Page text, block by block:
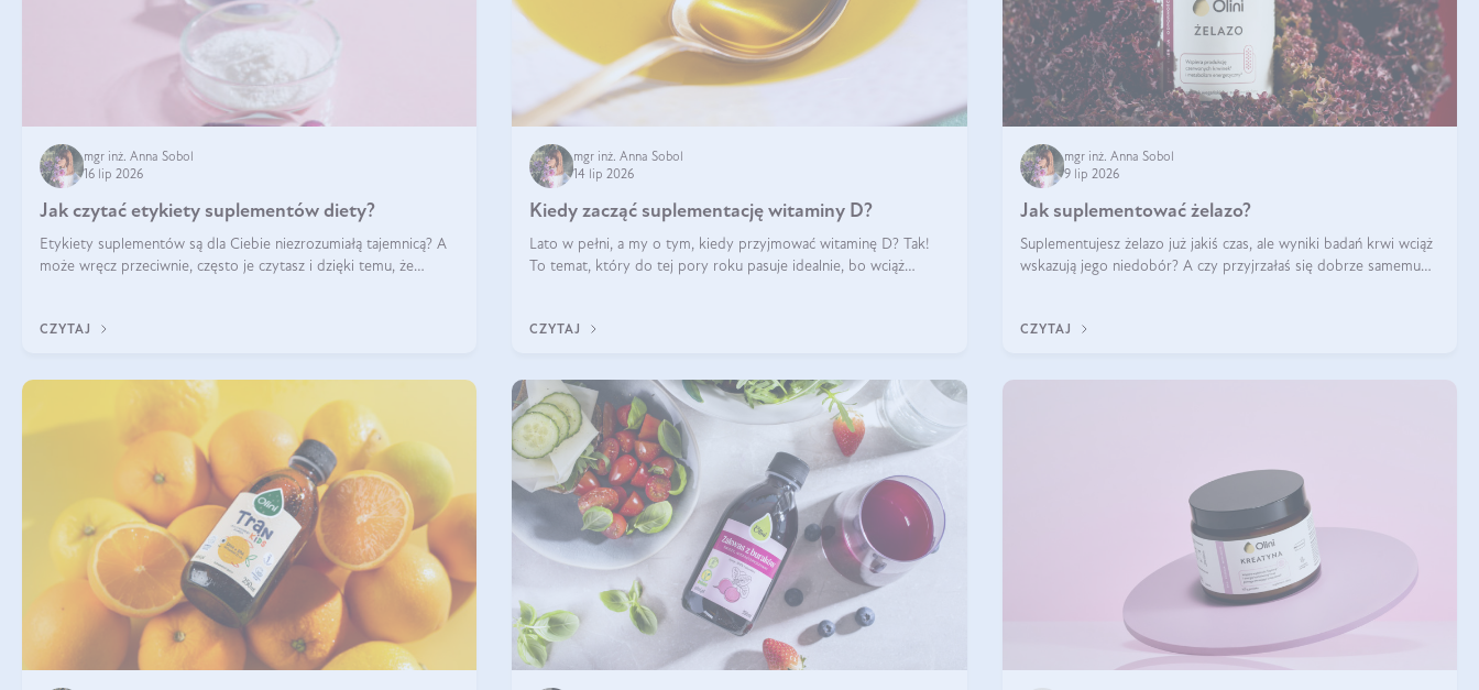
mgr inż. Anna Sobol
16 lip 2026
Jak czytać etykiety suplementów diety?
Etykiety suplementów są dla Ciebie niezrozumiałą tajemnicą? A
może wręcz przeciwnie, często je czytasz i dzięki temu, że
CZYTAJ
mgr inż. Anna Sobol
14 lip 2026
Kiedy zacząć suplementację witaminy D?
Lato w pełni, a my o tym, kiedy przyjmować witaminę D? Tak!
To temat, który do tej pory roku pasuje idealnie, bo wciąż
słońcu, aby witami
CZYTAJ
mgr inż. Anna Sobol
9 lip 2026
Jak suplementować żelazo?
Suplementujesz żelazo już jakiś czas, ale wyniki badań krwi wciąż
wskazują jego niedobór? A czy przyjrzałaś się dobrze samemu
CZYTAJ